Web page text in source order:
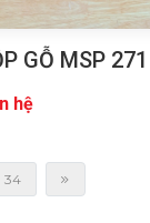
GỖ MSP 271
hệ
34